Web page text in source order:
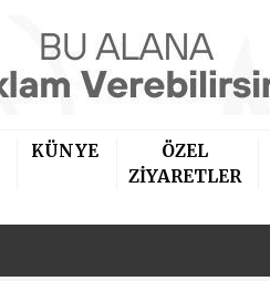
KÜNYE
ÖZEL
ZİYARETLER